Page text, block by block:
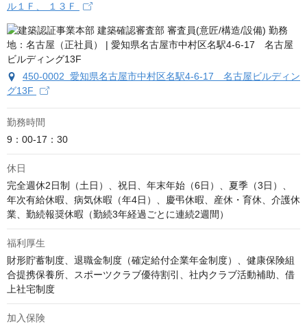
ル１Ｆ、 １３Ｆ
450-0002 愛知県名古屋市中村区名駅4-6-17 名古屋ビルディン
グ13F
勤務時間
9：00-17：30
休日
完全週休2日制（土日）、祝日、年末年始（6日）、夏季（3日）、
年次有給休暇、病気休暇（年4日）、慶弔休暇、産休・育休、介護休
業、勤続報奨休暇（勤続3年経過ごとに連続2週間）
福利厚生
財形貯蓄制度、退職金制度（確定給付企業年金制度）、健康保険組
合提携保養所、スポーツクラブ優待割引、社内クラブ活動補助、借
上社宅制度
加入保険